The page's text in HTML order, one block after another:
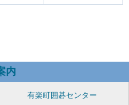
内
有楽町囲碁センター